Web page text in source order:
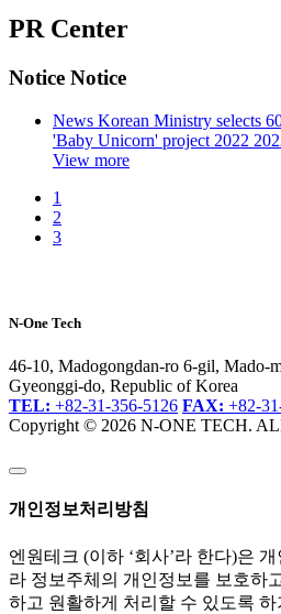
PR Center
Notice Notice
News Korean Ministry selects
'Baby Unicorn' project 2022
View more
1
2
3
N-One Tech
46-10, Madogongdan-ro 6-gil, Mado-
Gyeonggi-do, Republic of Korea
TEL: +82-31-356-5126 FAX: +82-
Copyright © 2026 N-ONE TECH.
개인정보처리방침
엔원테크 (이하 ‘회사’라 한다)은
라 정보주체의 개인정보를 보호하
하고 원활하게 처리할 수 있도록